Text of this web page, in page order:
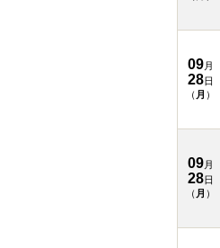
09月
28日
（ 月 ）
09月
28日
（ 月 ）